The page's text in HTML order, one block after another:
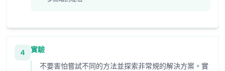
4
實驗
不要害怕嘗試不同的方法並探索非常規的解決方案。實